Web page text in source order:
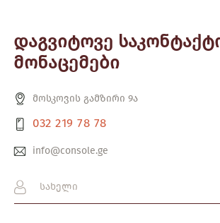
დაგვიტოვე
მონაცემები
მოსკოვის გამზირი 9ა
032 219 78 78
info@console.ge